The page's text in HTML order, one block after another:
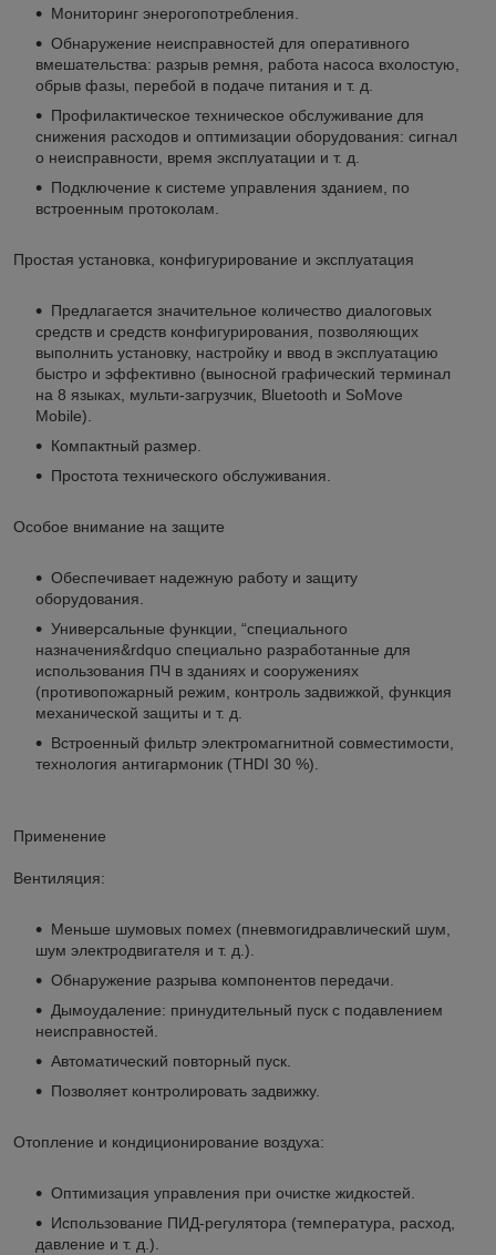
Мониторинг энерогопотребления.
Обнаружение неисправностей для оперативного
вмешательства: разрыв ремня, работа насоса вхолостую,
обрыв фазы, перебой в подаче питания и т. д.
Профилактическое техническое обслуживание для
снижения расходов и оптимизации оборудования: сигнал
о неисправности, время эксплуатации и т. д.
Подключение к системе управления зданием, по
встроенным протоколам.
Простая установка, конфигурирование и эксплуатация
Предлагается значительное количество диалоговых
средств и средств конфигурирования, позволяющих
выполнить установку, настройку и ввод в эксплуатацию
быстро и эффективно (выносной графический терминал
на 8 языках, мульти-загрузчик, Bluetooth и SoMove
Mobile).
Компактный размер.
Простота технического обслуживания.
Особое внимание на защите
Обеспечивает надежную работу и защиту
оборудования.
Универсальные функции, “специального
назначения&rdquo специально разработанные для
использования ПЧ в зданиях и сооружениях
(противопожарный режим, контроль задвижкой, функция
механической защиты и т. д.
Встроенный фильтр электромагнитной совместимости,
технология антигармоник (THDI 30 %).
Применение
Вентиляция:
Меньше шумовых помех (пневмогидравлический шум,
шум электродвигателя и т. д.).
Обнаружение разрыва компонентов передачи.
Дымоудаление: принудительный пуск с подавлением
неисправностей.
Автоматический повторный пуск.
Позволяет контролировать задвижку.
Отопление и кондиционирование воздуха:
Оптимизация управления при очистке жидкостей.
Использование ПИД-регулятора (температура, расход,
давление и т. д.).